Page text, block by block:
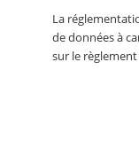
La
de données à
sur le règlement